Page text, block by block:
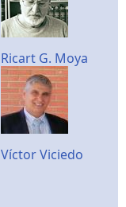
Ricart G. Moya
Víctor Viciedo